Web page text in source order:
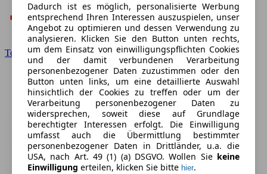
Toyota
Dadurch ist es möglich, personalisierte Werbung
entsprechend Ihren Interessen auszuspielen, unser
Angebot zu optimieren und dessen Verwendung zu
analysieren. Klicken Sie den Button unten rechts,
um dem Einsatz von einwilligungspflichten Cookies
und der damit verbundenen Verarbeitung
personenbezogener Daten zuzustimmen oder den
Button unten links, um eine detaillierte Auswahl
hinsichtlich der Cookies zu treffen oder um der
Verarbeitung personenbezogener Daten zu
widersprechen, soweit diese auf Grundlage
berechtigter Interessen erfolgt. Die Einwilligung
umfasst auch die Übermittlung bestimmter
personenbezogener Daten in Drittländer, u.a. die
USA, nach Art. 49 (1) (a) DSGVO. Wollen Sie keine
Einwilligung erteilen, klicken Sie bitte hier.